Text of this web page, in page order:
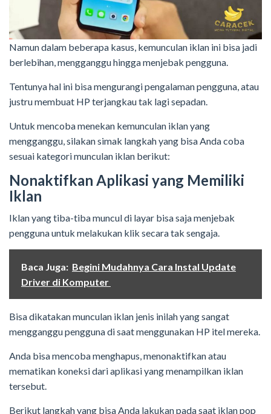
Namun dalam beberapa kasus, kemunculan iklan ini bisa jadi
berlebihan, mengganggu hingga menjebak pengguna.
Tentunya hal ini bisa mengurangi pengalaman pengguna, atau
justru membuat HP terjangkau tak lagi sepadan.
Untuk mencoba menekan kemunculan iklan yang
mengganggu, silakan simak langkah yang bisa Anda coba
sesuai kategori munculan iklan berikut:
Nonaktifkan Aplikasi yang Memiliki
Iklan
Iklan yang tiba-tiba muncul di layar bisa saja menjebak
pengguna untuk melakukan klik secara tak sengaja.
Baca Juga: Begini Mudahnya Cara Instal Update
Driver di Komputer
Bisa dikatakan munculan iklan jenis inilah yang sangat
mengganggu pengguna di saat menggunakan HP itel mereka.
Anda bisa mencoba menghapus, menonaktifkan atau
mematikan koneksi dari aplikasi yang menampilkan iklan
tersebut.
Berikut langkah yang bisa Anda lakukan pada saat iklan pop